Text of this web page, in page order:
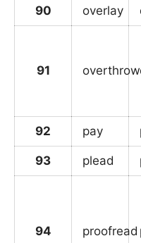
90 overlay
91 overthrow
92 pay
93 plead
94 proofread